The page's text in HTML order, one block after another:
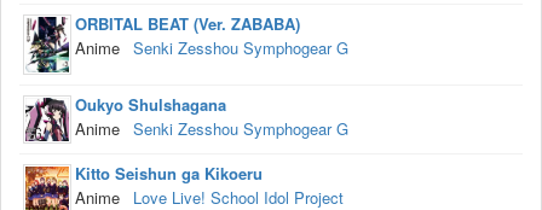
ORBITAL BEAT (Ver. ZABABA)
Anime Senki Zesshou Symphogear G
Oukyo Shulshagana
Anime Senki Zesshou Symphogear G
Kitto Seishun ga Kikoeru
Anime
Love Live! School Idol Project